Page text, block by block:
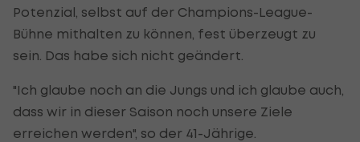
Potenzial, selbst auf der Champions-League-
Bühne mithalten zu können, fest überzeugt zu
sein. Das habe sich nicht geändert.
"Ich glaube noch an die Jungs und ich glaube auch,
dass wir in dieser Saison noch unsere Ziele
erreichen werden", so der 41-Jährige.